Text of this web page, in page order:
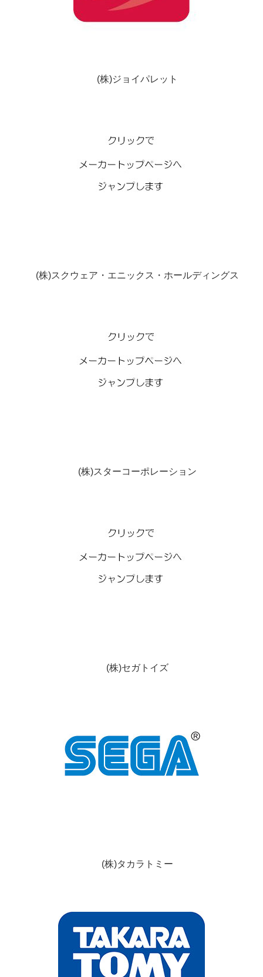
(株)ジョイパレット
(株)スクウェア・エニックス・ホールディングス
(株)スターコーポレーション
(株)セガトイズ
(株)タカラトミー